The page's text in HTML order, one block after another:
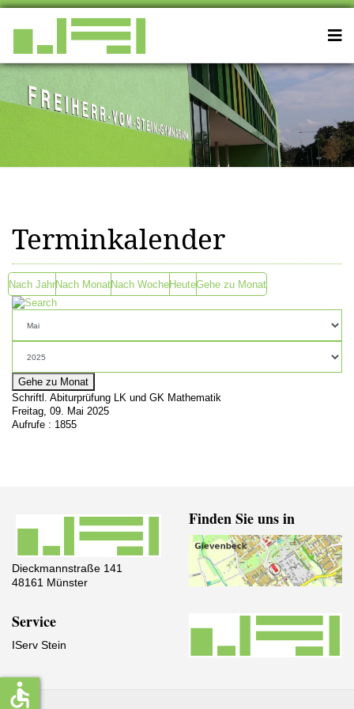
Terminkalender
Nach JahrNach MonatNach WocheHeuteGehe zu Monat
Gehe zu Monat
Schriftl. Abiturprüfung LK und GK Mathematik
Freitag, 09. Mai 2025
Aufrufe : 1855
Dieckmannstraße 141
48161 Münster
Finden Sie uns in
Service
IServ Stein
accessible